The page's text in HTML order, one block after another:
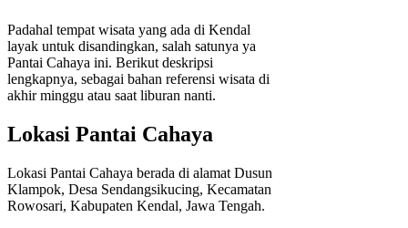
Padahal tempat wisata yang ada di Kendal
layak untuk disandingkan, salah satunya ya
Pantai Cahaya ini. Berikut deskripsi
lengkapnya, sebagai bahan referensi wisata di
akhir minggu atau saat liburan nanti.
Lokasi Pantai Cahaya
Lokasi Pantai Cahaya berada di alamat Dusun
Klampok, Desa Sendangsikucing, Kecamatan
Rowosari, Kabupaten Kendal, Jawa Tengah.